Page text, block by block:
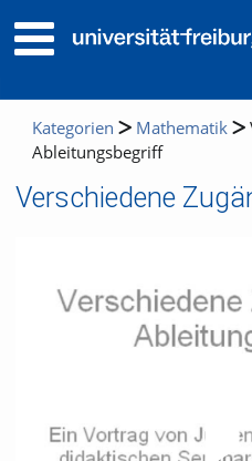
Kategorien Mathematik
Ableitungsbegriff